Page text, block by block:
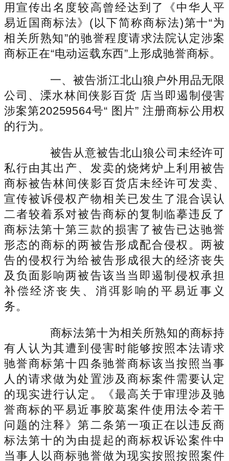
用宣传出名度较高曾经达到了《中华人平
易近国商标法》(以下简称商标法)第十“为
相关所熟知”的驰誉程度请求法院认定涉案
商标正在“电动运载东西”上形成驰誉商标。
一、被告浙江北山狼户外用品无限
公司、溧水林间侠影百货 店当即遏制侵害
涉案第20259564号“ 图片” 注册商标公用权
的行为。
被告从意被告北山狼公司未经许可
私行由其出产、发卖的烧烤炉上利用被告
商标被告林间侠影百货店未经许可发卖、
宣传被诉侵权产物相关已发生了混合误认
二者较着系对被告商标的复制临摹违反了
商标法第十第三款的损害了被告已达驰誉
形态的商标的两被告形成配合侵权。两被
告的侵权行为给被告形成很大的经济丧失
及负面影响两被告该当当即遏制侵权承担
补偿经济丧失、消弭影响的平易近事义
务。
商标法第十为相关所熟知的商标持
有人认为其遭到侵害时能够按照本法请求
驰誉商标第十四条驰誉商标该当按照当事
人的请求做为处置涉及商标案件需要认定
的现实进行认定。《最高关于审理涉及驰
誉商标的平易近事胶葛案件使用法令若干
问题的注释》第二条第一项正在以违反商
标法第十的为由提起的商标权诉讼案件中
当事人以商标驰誉做为现实按照按照案件